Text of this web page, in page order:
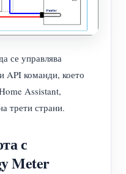
се управлява
API команди, което
Assistant,
трети страни.
с
Meter